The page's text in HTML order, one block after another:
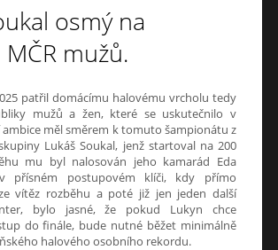
osmý na
mužů.
patřil domácímu halovému vrcholu tedy
mužů a žen, které se uskutečnilo v
ambice měl směrem k tomuto šampionátu z
Lukáš Soukal, jenž startoval na 200
mu byl nalosován jeho kamarád Eda
přísném postupovém klíči, kdy přímo
vítěz rozběhu a poté již jen jeden další
bylo jasné, že pokud Lukyn chce
do finále, bude nutné běžet minimálně
halového osobního rekordu.